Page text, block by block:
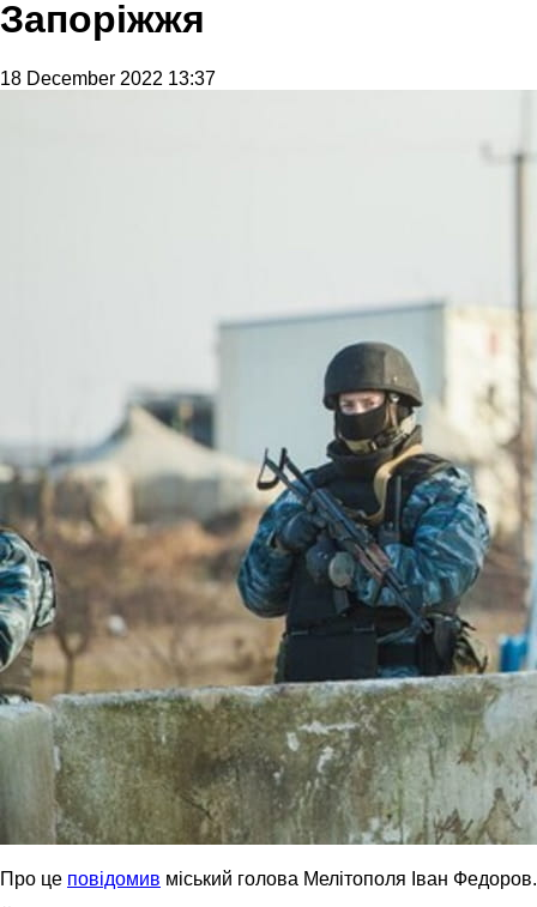
Запоріжжя
18 December 2022 13:37
Про це повідомив міський голова Мелітополя Іван Федоров.